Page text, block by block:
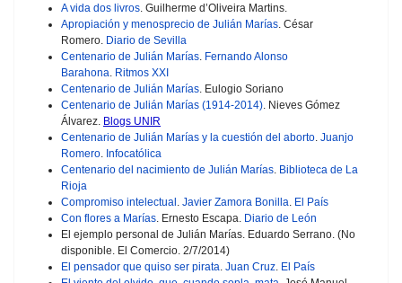
A vida dos livros Guilherme d’Oliveira Martins.
Apropiación y menosprecio de Julián Marías . César
Romero. Diario de Sevilla
Centenario de Julián Marías Fernando Alonso
Barahona Ritmos XXI
Centenario de Julián Marías . Eulogio Soriano
Centenario de Julián Marías (1914-2014) . Nieves Gómez
Álvarez. Blogs UNIR
Centenario de Julián Marías y la cuestión del aborto Juanjo
Romero Infocatólica
Centenario del nacimiento de Julián Marías Biblioteca de La
Rioja
Compromiso intelectual Javier Zamora Bonilla El País
Con flores a Marías . Ernesto Escapa. Diario de León
El ejemplo personal de Julián Marías. Eduardo Serrano. (No
disponible. El Comercio. 2/7/2014)
El pensador que quiso ser pirata Juan Cruz El País